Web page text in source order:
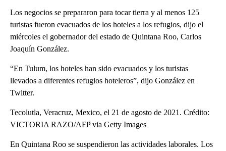
Los negocios se prepararon para tocar tierra y al menos 125
turistas fueron evacuados de los hoteles a los refugios, dijo el
miércoles el gobernador del estado de Quintana Roo, Carlos
Joaquín González.
“En Tulum, los hoteles han sido evacuados y los turistas
llevados a diferentes refugios hoteleros”, dijo González en
Twitter.
Tecolutla, Veracruz, Mexico, el 21 de agosto de 2021. Crédito:
VICTORIA RAZO/AFP via Getty Images
En Quintana Roo se suspendieron las actividades laborales. Los